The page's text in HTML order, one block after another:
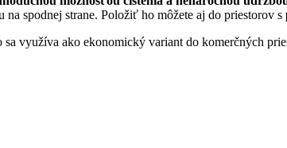
na spodnej strane. Položiť ho môžete aj do priestorov s
využíva ako ekonomický variant do komerčných